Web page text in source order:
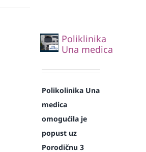
Poliklinika
Una medica
Polikolinika Una
medica
omogućila je
popust uz
Porodičnu 3